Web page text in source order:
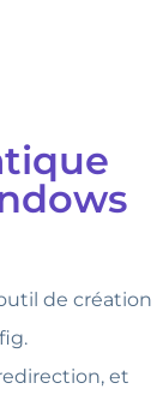
de création
et